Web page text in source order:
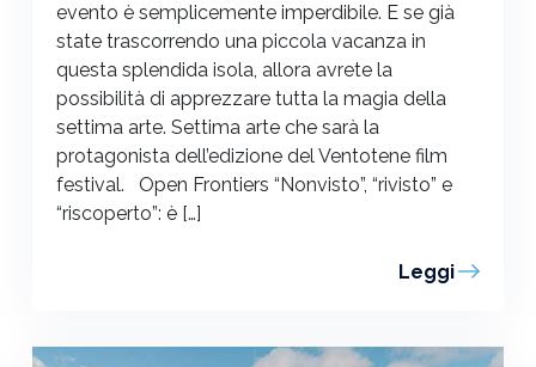
evento è semplicemente imperdibile. E se già
state trascorrendo una piccola vacanza in
questa splendida isola, allora avrete la
possibilità di apprezzare tutta la magia della
settima arte. Settima arte che sarà la
protagonista dell’edizione del Ventotene film
festival. Open Frontiers “Nonvisto”, “rivisto” e
“riscoperto”: è […]
Leggi